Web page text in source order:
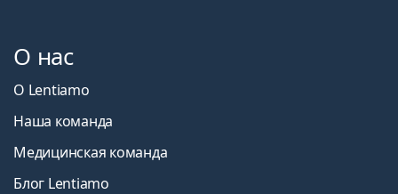
О нас
О Lentiamo
Наша команда
Медицинская команда
Блог Lentiamo